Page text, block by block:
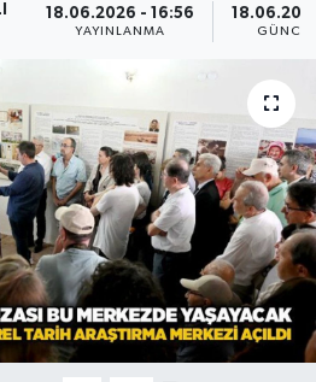
18.06.2026 - 16:56
YAYINLANMA